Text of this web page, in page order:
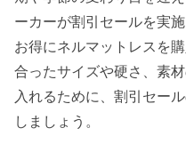
ーカーが割引セールを実
お得にネルマットレスを
合ったサイズや硬さ、素
入れるために、割引セー
しましょう。